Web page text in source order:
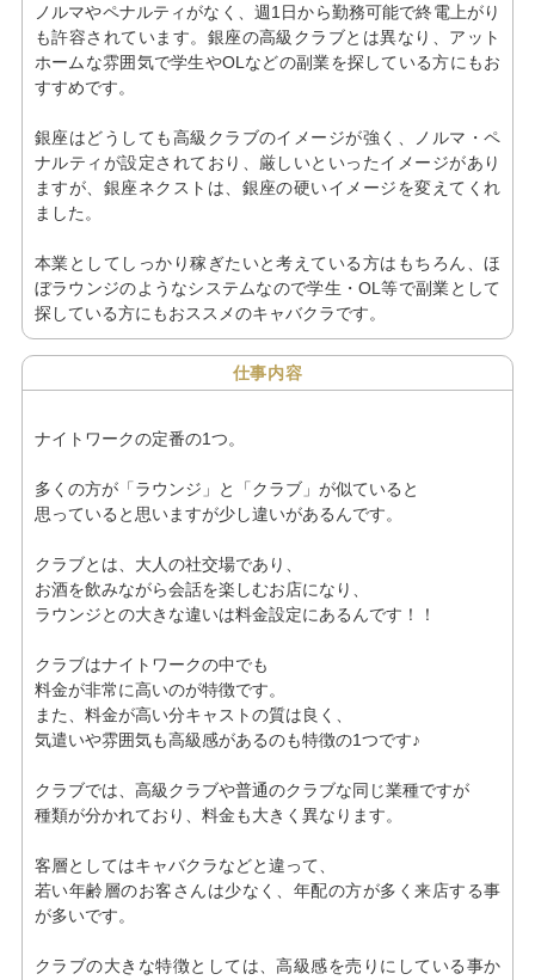
ノルマやペナルティがなく、週1日から勤務可能で終電上がり
も許容されています。銀座の高級クラブとは異なり、アット
ホームな雰囲気で学生やOLなどの副業を探している方にもお
すすめです。
銀座はどうしても高級クラブのイメージが強く、ノルマ・ペ
ナルティが設定されており、厳しいといったイメージがあり
ますが、銀座ネクストは、銀座の硬いイメージを変えてくれ
ました。
本業としてしっかり稼ぎたいと考えている方はもちろん、ほ
ぼラウンジのようなシステムなので学生・OL等で副業として
探している方にもおススメのキャバクラです。
仕事内容
ナイトワークの定番の1つ。
多くの方が「ラウンジ」と「クラブ」が似ていると
思っていると思いますが少し違いがあるんです。
クラブとは、大人の社交場であり、
お酒を飲みながら会話を楽しむお店になり、
ラウンジとの大きな違いは料金設定にあるんです！！
クラブはナイトワークの中でも
料金が非常に高いのが特徴です。
また、料金が高い分キャストの質は良く、
気遣いや雰囲気も高級感があるのも特徴の1つです♪
クラブでは、高級クラブや普通のクラブな同じ業種ですが
種類が分かれており、料金も大きく異なります。
客層としてはキャバクラなどと違って、
若い年齢層のお客さんは少なく、年配の方が多く来店する事
が多いです。
クラブの大きな特徴としては、高級感を売りにしている事か